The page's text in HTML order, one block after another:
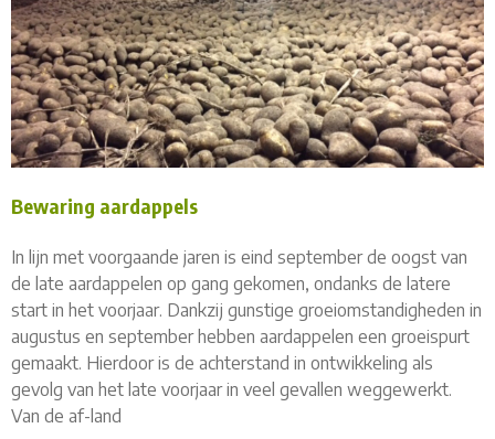
Bewaring aardappels
In lijn met voorgaande jaren is eind september de oogst van
de late aardappelen op gang gekomen, ondanks de latere
start in het voorjaar. Dankzij gunstige groeiomstandigheden in
augustus en september hebben aardappelen een groeispurt
gemaakt. Hierdoor is de achterstand in ontwikkeling als
gevolg van het late voorjaar in veel gevallen weggewerkt.
Van de af-land